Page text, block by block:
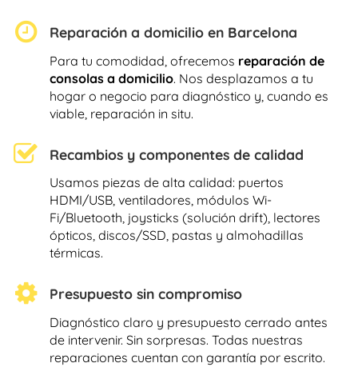
Reparación a domicilio en Barcelona
Para tu comodidad, ofrecemos reparación de
consolas a domicilio. Nos desplazamos a tu
hogar o negocio para diagnóstico y, cuando es
viable, reparación in situ.
Recambios y componentes de calidad
Usamos piezas de alta calidad: puertos
HDMI/USB, ventiladores, módulos Wi-
Fi/Bluetooth, joysticks (solución drift), lectores
ópticos, discos/SSD, pastas y almohadillas
térmicas.
Presupuesto sin compromiso
Diagnóstico claro y presupuesto cerrado antes
de intervenir. Sin sorpresas. Todas nuestras
reparaciones cuentan con garantía por escrito.